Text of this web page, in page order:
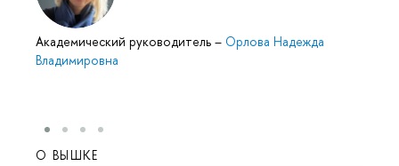
Академический руководитель – Орлова Надежда
Владимировна
О ВЫШКЕ